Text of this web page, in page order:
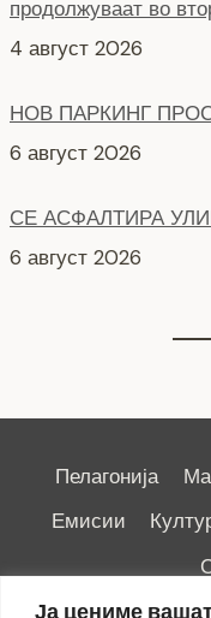
Ја цениме
продолжуваат во
4 август 2026
НОВ ПАРКИНГ
6 август 2026
СЕ АСФАЛТИРА
6 август 2026
Пелагонија
Емисии